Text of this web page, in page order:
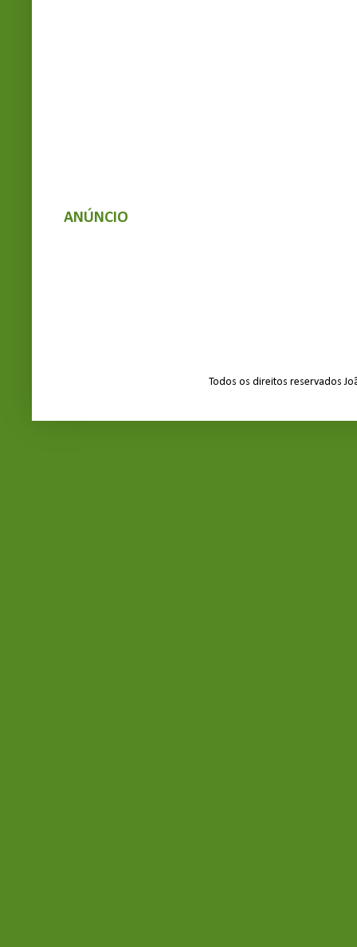
ANÚNCIO
Todos os direitos reservados